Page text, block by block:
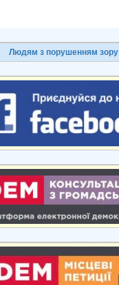
Людям з порушенням зору